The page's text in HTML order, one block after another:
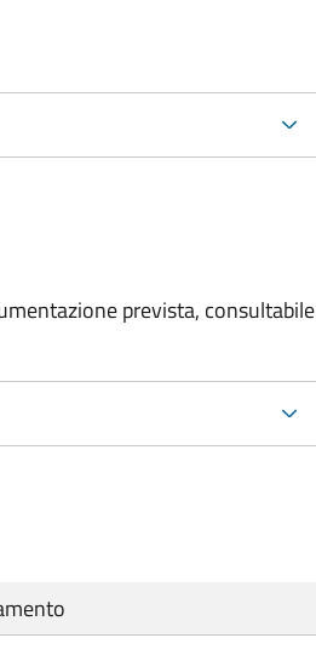
prevista, consultabile